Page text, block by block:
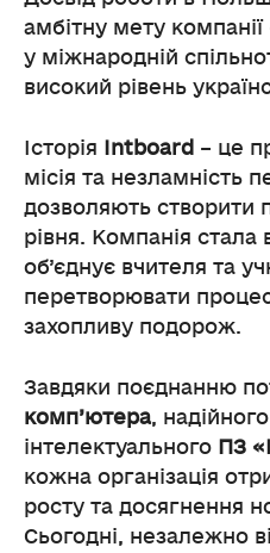
амбітну мету
у міжнародній
високий рівень
Історія Intboard – це
місія та незламність
дозволяють створити
рівня. Компанія
об’єднує вчителя та
перетворювати
захопливу подорож.
Завдяки поєднанню
комп’ютера,
інтелектуального ПЗ
кожна організація
росту та досягнення
Сьогодні, незалежно